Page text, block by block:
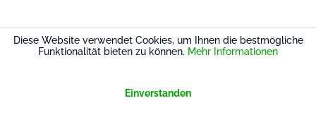
Diese Website verwendet Cookies, um Ihnen die bestmögliche
Funktionalität bieten zu können. Mehr Informationen
Einverstanden